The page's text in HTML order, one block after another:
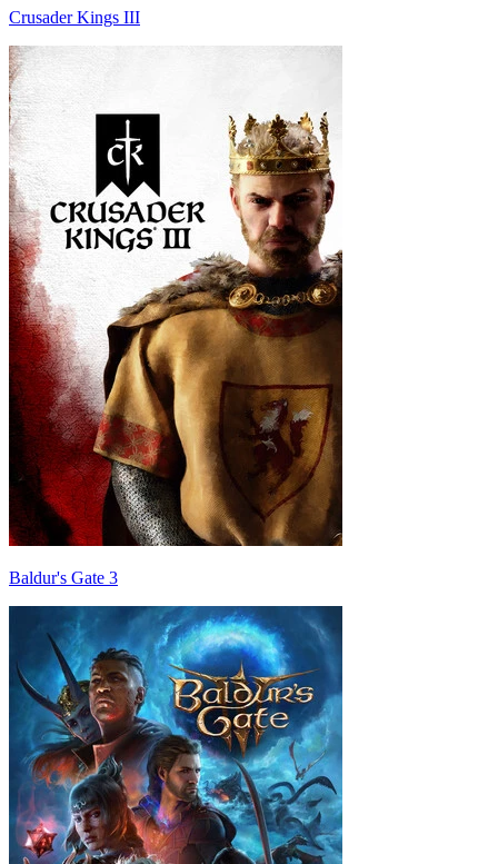
Crusader Kings III
Baldur's Gate 3